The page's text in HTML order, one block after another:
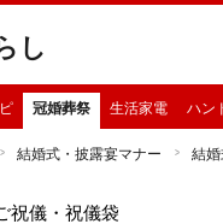
し
冠婚葬祭 生活家電 ハン
結婚式・披露宴マナー 結
祝儀・祝儀袋